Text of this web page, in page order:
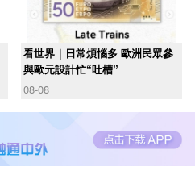
看世界｜日常煩惱多 歐洲民眾參
與歐元設計忙“吐槽”
08-08